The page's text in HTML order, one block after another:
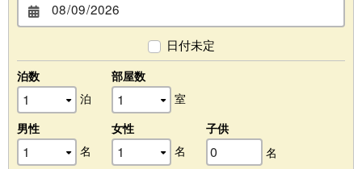
日付未定
泊数
泊
部屋数
室
男性
名
女性
名
子供
名